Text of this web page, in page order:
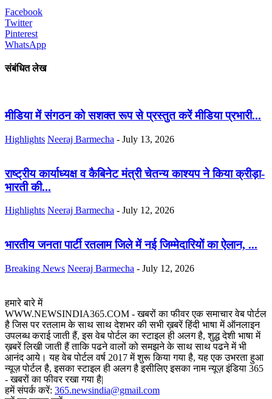
Facebook
Twitter
Pinterest
WhatsApp
संबंधित लेख
मीडिया में संगठन को सशक्त रूप से प्रस्तुत करें मीडिया प्रभारी...
Highlights Neeraj Barmecha - July 13, 2026
राष्ट्रीय कार्याध्यक्ष व कैबिनेट मंत्री चेतन्य काश्यप ने किया क्रीड़ा-
भारती की...
Highlights Neeraj Barmecha - July 12, 2026
भारतीय जनता पार्टी रतलाम जिले में नई जिम्मेदारियों का ऐलान, ...
Breaking News Neeraj Barmecha - July 12, 2026
हमारे बारे में
WWW.NEWSINDIA365.COM - खबरों का फीवर एक समाचार वेब पोर्टल
है जिस पर रतलाम के साथ साथ देशभर की सभी ख़बरें हिंदी भाषा में ऑनलाइन
उपलब्ध कराई जाती हैं, इस वेब पोर्टल का स्टाइल ही अलग है, शुद्ध देशी भाषा में
ख़बरें लिखी जाती हैं ताकि पढने वालों को समझने के साथ साथ पढने में भी
आनंद आये। यह वेब पोर्टल वर्ष 2017 में शुरू किया गया है, यह एक उभरता हुआ
न्यूज़ पोर्टल है, इसका स्टाइल ही अलग है इसीलिए इसका नाम न्यूज़ इंडिया 365
- खबरों का फीवर रखा गया है|
हमें संपर्क करें: 365.newsindia@gmail.com